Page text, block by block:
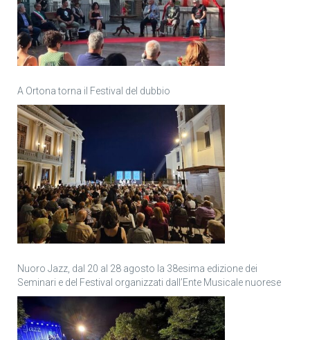
A Ortona torna il Festival del dubbio
Nuoro Jazz, dal 20 al 28 agosto la 38esima edizione dei
Seminari e del Festival organizzati dall’Ente Musicale nuorese